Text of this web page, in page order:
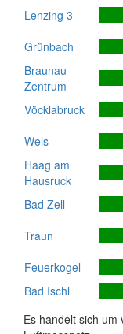
Lenzing 3
Grünbach
Braunau
Zentrum
Vöcklabruck
Wels
Haag am
Hausruck
Bad Zell
Traun
Feuerkogel
Bad Ischl
Es handelt sich um